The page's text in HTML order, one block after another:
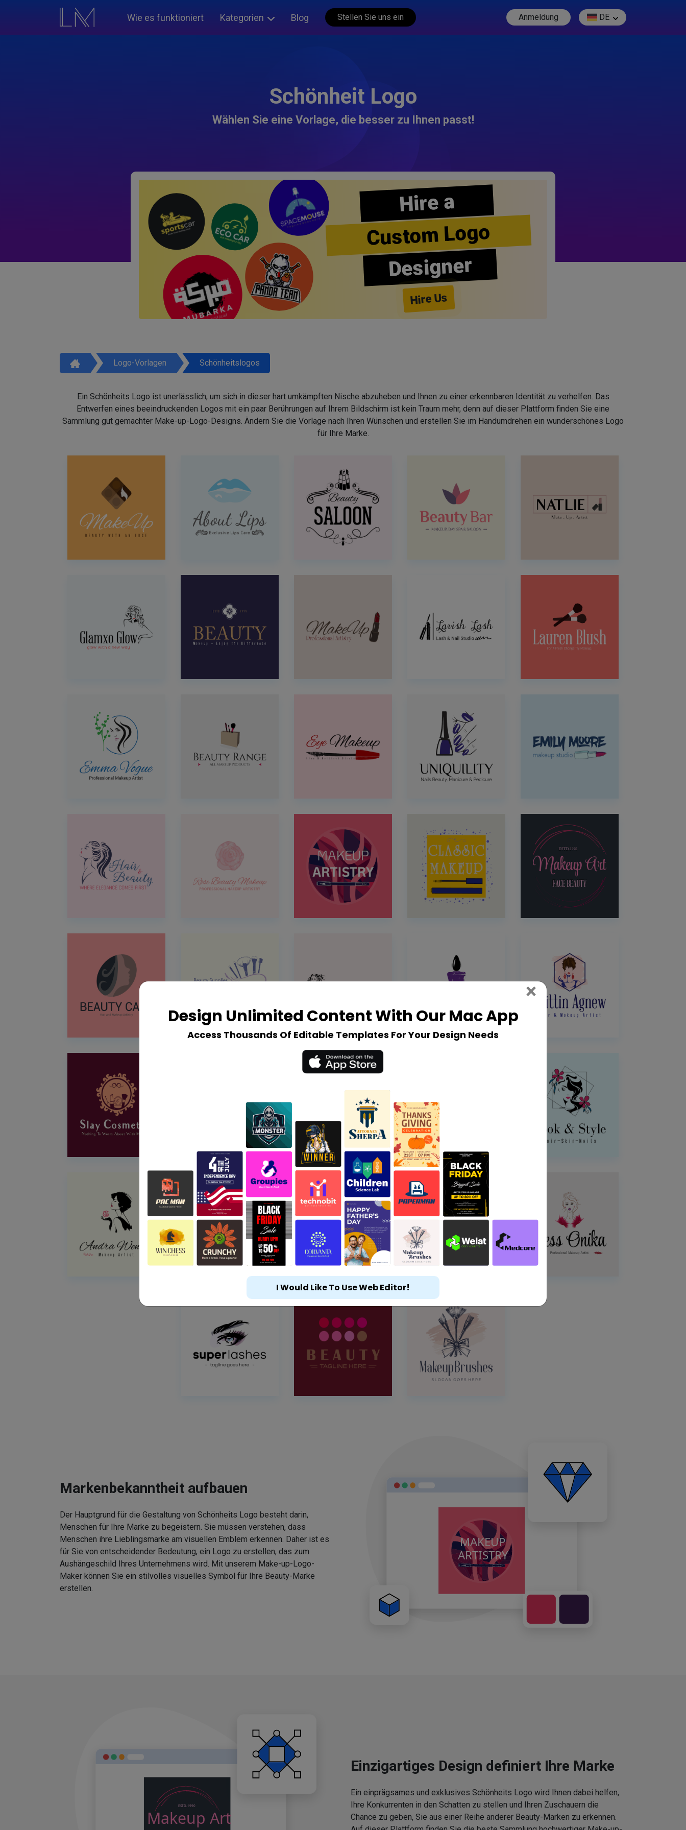
Wie es funktioniert Kategorien Blog Stellen Sie uns ein Anmeldung DE
Schönheit Logo
Wählen Sie eine Vorlage, die besser zu Ihnen passt!
Hire a
Custom Logo
Designer
Hire Us
Logo-Vorlagen Schönheitslogos
Ein Schönheits Logo ist unerlässlich, um sich in dieser hart umkämpften Nische abzuheben und Ihnen zu einer erkennbaren Identität zu verhelfen. Das
Entwerfen eines beeindruckenden Logos mit ein paar Berührungen auf Ihrem Bildschirm ist kein Traum mehr, denn auf dieser Plattform finden Sie eine
Sammlung gut gemachter Make-up-Logo-Designs. Ändern Sie die Vorlage nach Ihren Wünschen und erstellen Sie im Handumdrehen ein wunderschönes Logo
für Ihre Marke.
Markenbekanntheit aufbauen
Der Hauptgrund für die Gestaltung von Schönheits Logo besteht darin,
Menschen für Ihre Marke zu begeistern. Sie müssen verstehen, dass
Menschen ihre Lieblingsmarke am visuellen Emblem erkennen. Daher ist es
für Sie von entscheidender Bedeutung, ein Logo zu erstellen, das zum
Aushängeschild Ihres Unternehmens wird. Mit unserem Make-up-Logo-
Maker können Sie ein stilvolles visuelles Symbol für Ihre Beauty-Marke
erstellen.
Einzigartiges Design definiert Ihre Marke
Ein einprägsames und exklusives Schönheits Logo wird Ihnen dabei helfen,
Ihre Konkurrenten in den Schatten zu stellen und Ihren Zuschauern die
Chance zu geben, Sie aus einer Reihe anderer Beauty-Marken zu erkennen.
Design Unlimited Content With Our Mac App
Access Thousands Of Editable Templates For Your Design Needs
× Close
I Would Like To Use Web Editor!